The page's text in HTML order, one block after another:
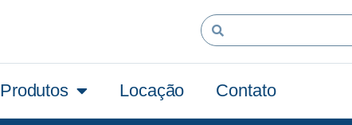
Produtos Locação Contato